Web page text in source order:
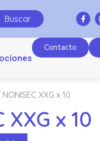
Buscar
Contacto
XXG x 10
XXG x 10